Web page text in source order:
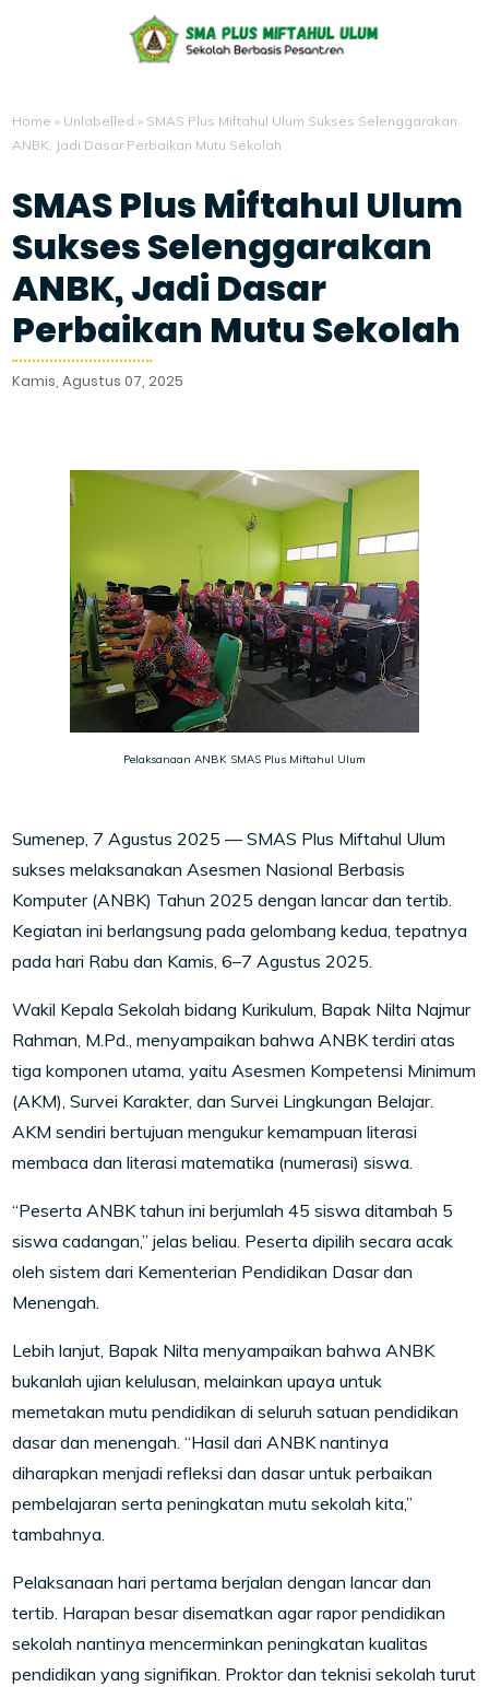
Home » Unlabelled » SMAS Plus Miftahul Ulum Sukses Selenggarakan
ANBK, Jadi Dasar Perbaikan Mutu Sekolah
SMAS Plus Miftahul Ulum
Sukses Selenggarakan
ANBK, Jadi Dasar
Perbaikan Mutu Sekolah
Kamis, Agustus 07, 2025
Pelaksanaan ANBK SMAS Plus Miftahul Ulum
Sumenep, 7 Agustus 2025 — SMAS Plus Miftahul Ulum
sukses melaksanakan Asesmen Nasional Berbasis
Komputer (ANBK) Tahun 2025 dengan lancar dan tertib.
Kegiatan ini berlangsung pada gelombang kedua, tepatnya
pada hari Rabu dan Kamis, 6–7 Agustus 2025.
Wakil Kepala Sekolah bidang Kurikulum, Bapak Nilta Najmur
Rahman, M.Pd., menyampaikan bahwa ANBK terdiri atas
tiga komponen utama, yaitu Asesmen Kompetensi Minimum
(AKM), Survei Karakter, dan Survei Lingkungan Belajar.
AKM sendiri bertujuan mengukur kemampuan literasi
membaca dan literasi matematika (numerasi) siswa.
“Peserta ANBK tahun ini berjumlah 45 siswa ditambah 5
siswa cadangan,” jelas beliau. Peserta dipilih secara acak
oleh sistem dari Kementerian Pendidikan Dasar dan
Menengah.
Lebih lanjut, Bapak Nilta menyampaikan bahwa ANBK
bukanlah ujian kelulusan, melainkan upaya untuk
memetakan mutu pendidikan di seluruh satuan pendidikan
dasar dan menengah. “Hasil dari ANBK nantinya
diharapkan menjadi refleksi dan dasar untuk perbaikan
pembelajaran serta peningkatan mutu sekolah kita,”
tambahnya.
Pelaksanaan hari pertama berjalan dengan lancar dan
tertib. Harapan besar disematkan agar rapor pendidikan
sekolah nantinya mencerminkan peningkatan kualitas
pendidikan yang signifikan. Proktor dan teknisi sekolah turut